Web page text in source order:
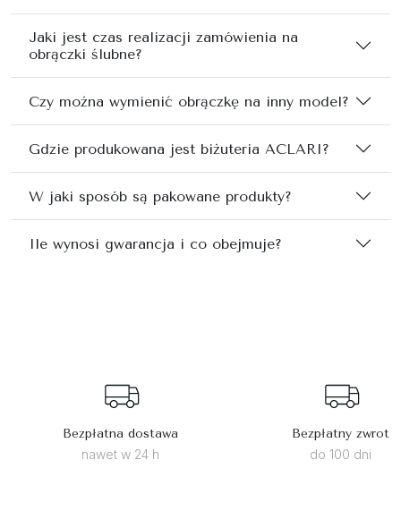
Jaki jest czas realizacji zamówienia na
obrączki ślubne?
Czy można wymienić obrączkę na inny model?
Gdzie produkowana jest biżuteria ACLARI?
W jaki sposób są pakowane produkty?
Ile wynosi gwarancja i co obejmuje?
Bezpłatna dostawa
nawet w 24 h
Bezpłatny zwrot
do 100 dni